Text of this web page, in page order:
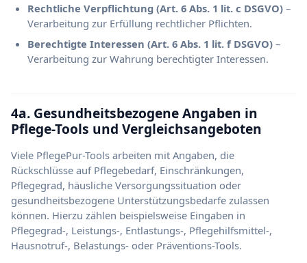
Rechtliche Verpflichtung (Art. 6 Abs. 1 lit. c DSGVO) –
Verarbeitung zur Erfüllung rechtlicher Pflichten.
Berechtigte Interessen (Art. 6 Abs. 1 lit. f DSGVO) –
Verarbeitung zur Wahrung berechtigter Interessen.
4a. Gesundheitsbezogene Angaben in
Pflege-Tools und Vergleichsangeboten
Viele PflegePur-Tools arbeiten mit Angaben, die
Rückschlüsse auf Pflegebedarf, Einschränkungen,
Pflegegrad, häusliche Versorgungssituation oder
gesundheitsbezogene Unterstützungsbedarfe zulassen
können. Hierzu zählen beispielsweise Eingaben in
Pflegegrad-, Leistungs-, Entlastungs-, Pflegehilfsmittel-,
Hausnotruf-, Belastungs- oder Präventions-Tools.